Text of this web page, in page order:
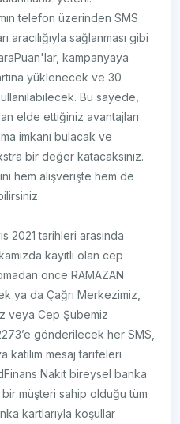
telefon üzerinden SMS
aracılığıyla sağlanması gibi
kampanyaya
yüklenecek ve 30
Bu sayede,
elde ettiğiniz avantajları
imkanı bulacak ve
bir değer katacaksınız.
hem alışverişte hem de
2021 tarihleri arasında
kayıtlı olan cep
önce RAMAZAN
ya da Çağrı Merkezimiz,
veya Cep Şubemiz
gönderilecek her SMS,
mesaj tarifeleri
Nakit bireysel banka
bir müşteri sahip olduğu tüm
kartlarıyla koşullar